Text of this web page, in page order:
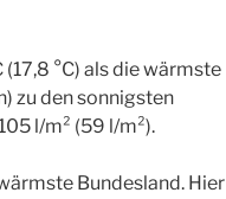
°C) als die wärmste
zu den sonnigsten
l/m² (59 l/m²).
Bundesland. Hier